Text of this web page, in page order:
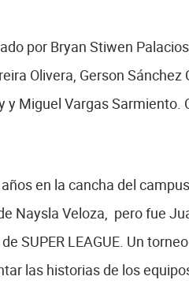
por Bryan Stiwen
Olivera, Gerson
y Miguel Vargas
en la cancha del
Naysla Veloza, pero fue
SUPER LEAGUE. Un
las historias de los